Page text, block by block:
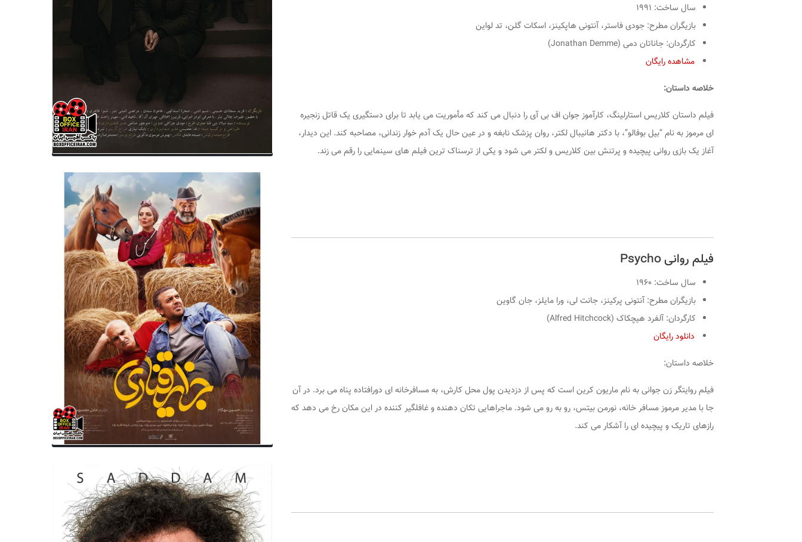
سال ساخت: ۱۹۹۱
بازیگران مطرح: جودی فاستر، آنتونی هاپکینز، اسکات گلن، تد لواین
کارگردان: جاناتان دمی (Jonathan Demme)
مشاهده رایگان
خلاصه داستان:
فیلم داستان کلاریس استارلینگ، کارآموز جوان اف ‌بی‌ آی را دنبال می ‌کند که مأموریت می ‌یابد تا برای دستگیری یک قاتل زنجیره
‌ای مرموز به نام “بیل بوفالو”، با دکتر هانیبال لکتر، روان‌ پزشک نابغه و در عین حال یک آدم ‌خوار زندانی، مصاحبه کند. این دیدار،
آغاز یک بازی روانی پیچیده و پرتنش بین کلاریس و لکتر می ‌شود و یکی از ترسناک ترین فیلم های سینمایی را رقم می زند.
فیلم روانی Psycho
سال ساخت: ۱۹۶۰
بازیگران مطرح: آنتونی پرکینز، جانت لی، ورا مایلز، جان گاوین
کارگردان: آلفرد هیچکاک (Alfred Hitchcock)
دانلود رایگان
خلاصه داستان:
فیلم روایتگر زن جوانی به نام ماریون کرین است که پس از دزدیدن پول محل کارش، به مسافرخانه ‌ای دورافتاده پناه می ‌برد. در آن
‌جا با مدیر مرموز مسافر خانه، نورمن بیتس، رو به ‌رو می‌ شود. ماجراهایی تکان ‌دهنده و غافلگیر کننده در این مکان رخ می ‌دهد که
رازهای تاریک و پیچیده ‌ای را آشکار می ‌کند.